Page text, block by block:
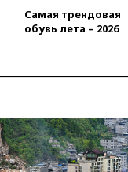
Самая трендовая
обувь лета – 2026